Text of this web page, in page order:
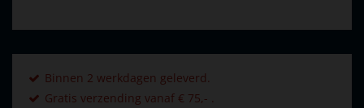
Binnen 2 werkdagen geleverd.
Gratis verzending vanaf € 75,- .